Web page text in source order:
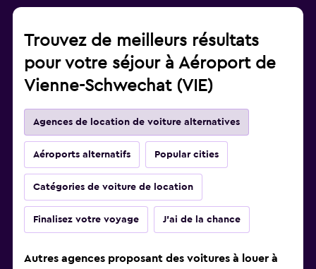
Trouvez de meilleurs résultats
pour votre séjour à Aéroport de
Vienne-Schwechat (VIE)
Agences de location de voiture alternatives
Aéroports alternatifs Popular cities
Catégories de voiture de location
Finalisez votre voyage J'ai de la chance
Autres agences proposant des voitures à louer à